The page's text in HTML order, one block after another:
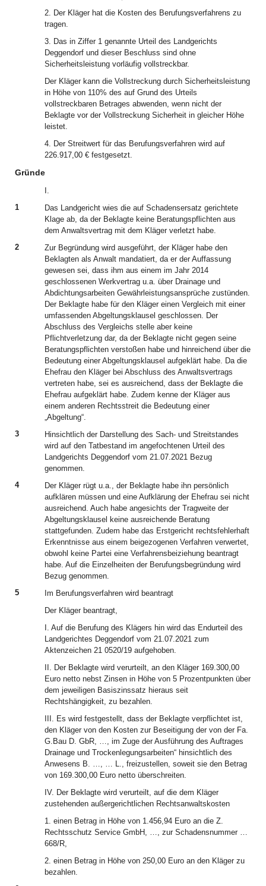
2. Der Kläger hat die Kosten des Berufungsverfahrens zu
tragen.
3. Das in Ziffer 1 genannte Urteil des Landgerichts
Deggendorf und dieser Beschluss sind ohne
Sicherheitsleistung vorläufig vollstreckbar.
Der Kläger kann die Vollstreckung durch Sicherheitsleistung
in Höhe von 110% des auf Grund des Urteils
vollstreckbaren Betrages abwenden, wenn nicht der
Beklagte vor der Vollstreckung Sicherheit in gleicher Höhe
leistet.
4. Der Streitwert für das Berufungsverfahren wird auf
226.917,00 € festgesetzt.
Gründe
I.
1
Das Landgericht wies die auf Schadensersatz gerichtete
Klage ab, da der Beklagte keine Beratungspflichten aus
dem Anwaltsvertrag mit dem Kläger verletzt habe.
2
Zur Begründung wird ausgeführt, der Kläger habe den
Beklagten als Anwalt mandatiert, da er der Auffassung
gewesen sei, dass ihm aus einem im Jahr 2014
geschlossenen Werkvertrag u.a. über Drainage und
Abdichtungsarbeiten Gewährleistungsansprüche zustünden.
Der Beklagte habe für den Kläger einen Vergleich mit einer
umfassenden Abgeltungsklausel geschlossen. Der
Abschluss des Vergleichs stelle aber keine
Pflichtverletzung dar, da der Beklagte nicht gegen seine
Beratungspflichten verstoßen habe und hinreichend über die
Bedeutung einer Abgeltungsklausel aufgeklärt habe. Da die
Ehefrau den Kläger bei Abschluss des Anwaltsvertrags
vertreten habe, sei es ausreichend, dass der Beklagte die
Ehefrau aufgeklärt habe. Zudem kenne der Kläger aus
einem anderen Rechtsstreit die Bedeutung einer
„Abgeltung“.
3
Hinsichtlich der Darstellung des Sach- und Streitstandes
wird auf den Tatbestand im angefochtenen Urteil des
Landgerichts Deggendorf vom 21.07.2021 Bezug
genommen.
4
Der Kläger rügt u.a., der Beklagte habe ihn persönlich
aufklären müssen und eine Aufklärung der Ehefrau sei nicht
ausreichend. Auch habe angesichts der Tragweite der
Abgeltungsklausel keine ausreichende Beratung
stattgefunden. Zudem habe das Erstgericht rechtsfehlerhaft
Erkenntnisse aus einem beigezogenen Verfahren verwertet,
obwohl keine Partei eine Verfahrensbeiziehung beantragt
habe. Auf die Einzelheiten der Berufungsbegründung wird
Bezug genommen.
5
Im Berufungsverfahren wird beantragt
Der Kläger beantragt,
I. Auf die Berufung des Klägers hin wird das Endurteil des
Landgerichtes Deggendorf vom 21.07.2021 zum
Aktenzeichen 21 0520/19 aufgehoben.
II. Der Beklagte wird verurteilt, an den Kläger 169.300,00
Euro netto nebst Zinsen in Höhe von 5 Prozentpunkten über
dem jeweiligen Basiszinssatz hieraus seit
Rechtshängigkeit, zu bezahlen.
III. Es wird festgestellt, dass der Beklagte verpflichtet ist,
den Kläger von den Kosten zur Beseitigung der von der Fa.
G.Bau D. GbR, …, im Zuge der Ausführung des Auftrages
Drainage und Trockenlegungsarbeiten“ hinsichtlich des
Anwesens B. …, … L., freizustellen, soweit sie den Betrag
von 169.300,00 Euro netto überschreiten.
IV. Der Beklagte wird verurteilt, auf die dem Kläger
zustehenden außergerichtlichen Rechtsanwaltskosten
1. einen Betrag in Höhe von 1.456,94 Euro an die Z.
Rechtsschutz Service GmbH, …, zur Schadensnummer …
668/R,
2. einen Betrag in Höhe von 250,00 Euro an den Kläger zu
bezahlen.